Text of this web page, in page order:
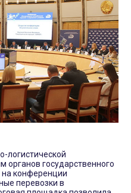
логистической
органов государственного
на конференции
перевозки в